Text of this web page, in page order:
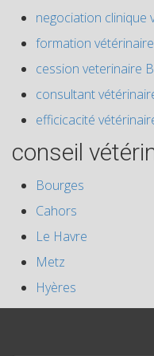
negociation clinique
formation
cession veterinaire
consultant
efficicacité
conseil
Bourges
Cahors
Le Havre
Metz
Hyères